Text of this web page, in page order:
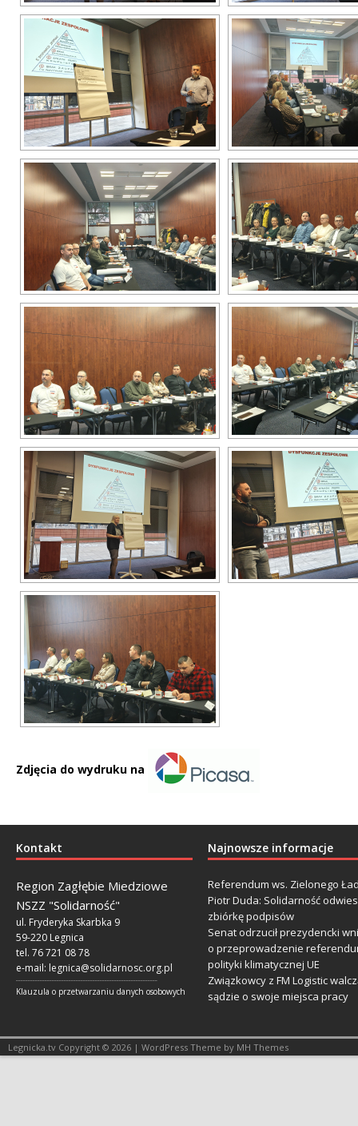
Zdjęcia do wydruku na
Kontakt
Region Zagłębie Miedziowe
NSZZ "Solidarność"
ul. Fryderyka Skarbka 9
59-220 Legnica
tel. 76 721 08 78
e-mail: legnica@solidarnosc.org.pl
Klauzula o przetwarzaniu danych osobowych
Najnowsze informacje
Referendum ws. Zielonego
Piotr Duda: Solidarność
zbiórkę podpisów
Senat odrzucił prezydencki
o przeprowadzenie
polityki klimatycznej UE
Związkowcy z FM Logistic
sądzie o swoje miejsca pracy
Legnicka.tv Copyright © 2026 | WordPress Theme by MH Themes